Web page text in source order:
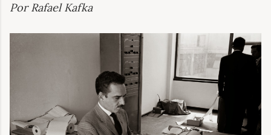
Por Rafael Kafka